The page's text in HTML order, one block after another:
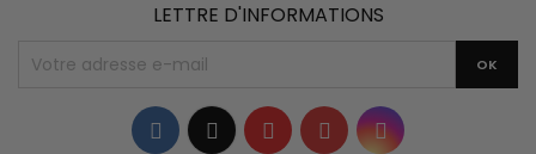
LETTRE D'INFORMATIONS
Facebook
TwitterYouTubePinterestInstagram